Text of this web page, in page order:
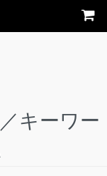
キーワー